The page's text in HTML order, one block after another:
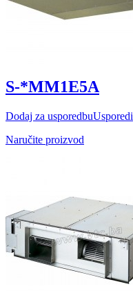
S-*MM1E5A
Dodaj za usporedbuUsporedi
Naručite proizvod